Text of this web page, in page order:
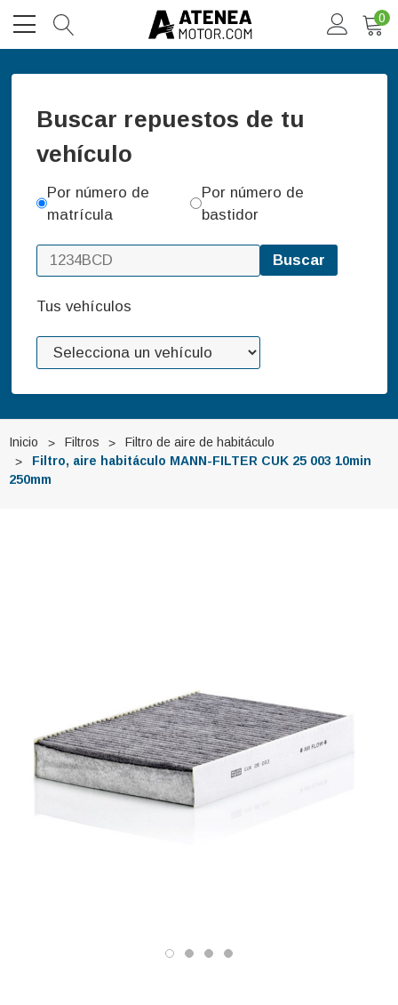
0
Buscar repuestos de tu
vehículo
Por número de
matrícula
Por número de
bastidor
Buscar
Tus vehículos
Inicio Filtros
Filtro de aire de habitáculo
Filtro, aire habitáculo MANN-FILTER CUK 25 003 10min
250mm